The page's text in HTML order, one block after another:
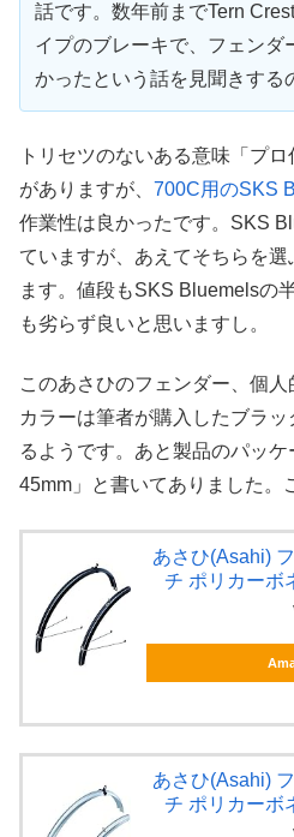
話です。数年前までTern
イプのブレーキで、フェンダ
かったという話を見聞きする
トリセツのないある意味「プ
がありますが、 700C用のSKS
作業性は良かったです。SKS
ていますが、あえてそちらを
ます。値段もSKS Bluemelsの
も劣らず良いと思いますし。
このあさひのフェンダー、個人
カラーは筆者が購入したブラ
るようです。あと製品のパッケ
45mm」と書いてありました。
あさひ(Asahi)
チ ポリカーボ
あさひ(Asahi)
チ ポリカーボ